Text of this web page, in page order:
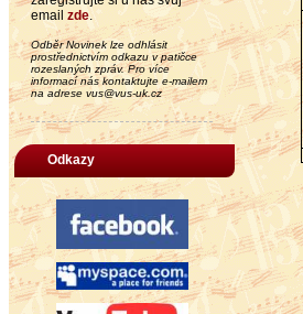
email zde.
Odběr Novinek lze odhlásit
prostřednictvím odkazu v patičce
rozeslaných zpráv. Pro více
informací nás kontaktujte e-mailem
na adrese vus@vus-uk.cz
Odkazy